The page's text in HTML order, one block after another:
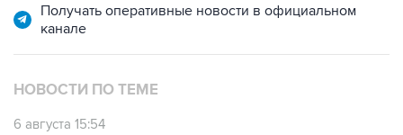
Получать оперативные новости в официальном
канале
НОВОСТИ ПО ТЕМЕ
6 августа 15:54